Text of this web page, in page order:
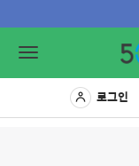
Toggle
로그인